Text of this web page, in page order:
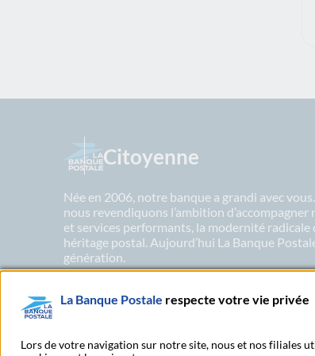
Citoyenne
Née en 2006, notre banque a grandi avec
nous revendiquons l’ambition
et services performants, la modernité
héritage postal. Aujourd’hui La Banque
génération.
En savoir plus sur nos engagements
La Banque Postale respecte votre vie privée
Lors de votre navigation sur notre site, nous et nos filiales